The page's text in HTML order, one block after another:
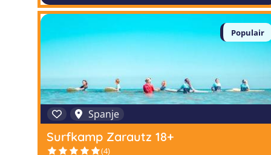
Populair
Spanje
Surfkamp Zarautz 18+
(4)